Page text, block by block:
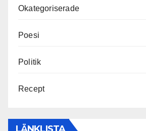
Okategoriserade
Poesi
Politik
Recept